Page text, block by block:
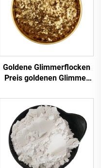
Goldene Glimmerflocken
Preis goldenen Glimmer
perlmuttartige metallische
Glimmerchips Flocken für
Epoxidharzboden